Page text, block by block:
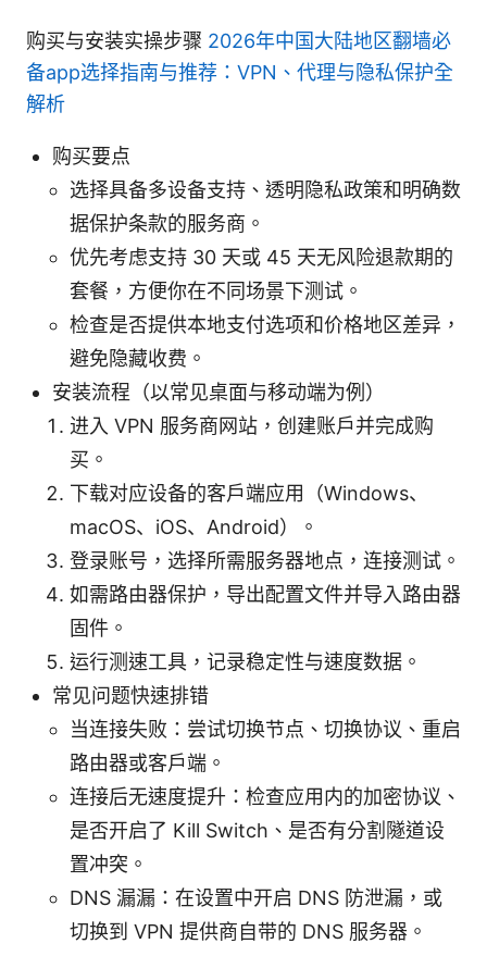
购买与安装实操步骤 2026年中国大陆地区翻墙必
备app选择指南与推荐：VPN、代理与隐私保护全
解析
购买要点
选择具备多设备支持、透明隐私政策和明确数
据保护条款的服务商。
优先考虑支持 30 天或 45 天无风险退款期的
套餐，方便你在不同场景下测试。
检查是否提供本地支付选项和价格地区差异，
避免隐藏收费。
安装流程（以常见桌面与移动端为例）
进入 VPN 服务商网站，创建账户并完成购
买。
下载对应设备的客户端应用（Windows、
macOS、iOS、Android）。
登录账号，选择所需服务器地点，连接测试。
如需路由器保护，导出配置文件并导入路由器
固件。
运行测速工具，记录稳定性与速度数据。
常见问题快速排错
当连接失败：尝试切换节点、切换协议、重启
路由器或客户端。
连接后无速度提升：检查应用内的加密协议、
是否开启了 Kill Switch、是否有分割隧道设
置冲突。
DNS 漏漏：在设置中开启 DNS 防泄漏，或
切换到 VPN 提供商自带的 DNS 服务器。